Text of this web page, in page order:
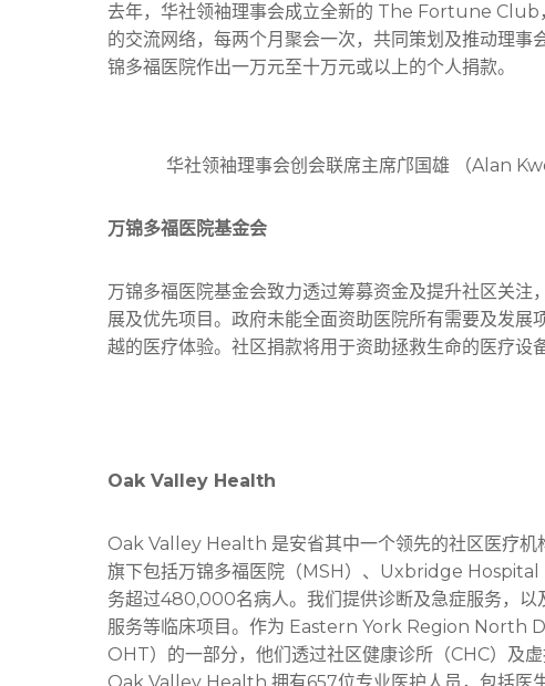
去年，华社领袖理事会成立全新的 The Fortune Club
的交流网络，每两个月聚会一次，共同策划及推动理
锦多福医院作出一万元至十万元或以上的个人捐款。
华社领袖理事会创会联席主席邝国雄 （Alan
万锦多福医院基金会
万锦多福医院基金会致力透过筹募资金及提升社区关
展及优先项目。政府未能全面资助医院所有需要及发
越的医疗体验。社区捐款将用于资助拯救生命的医疗设
Oak Valley Health
Oak Valley Health 是安省其中一个领先的社区医疗机
旗下包括万锦多福医院（MSH）、Uxbridge
务超过480,000名病人。我们提供诊断及急症服务，
服务等临床项目。作为 Eastern York Region
OHT）的一部分，他们透过社区健康诊所（CHC）及